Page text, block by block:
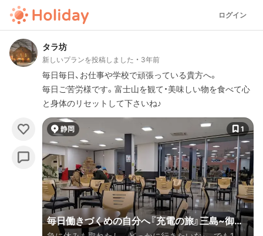
ログイン
タラ坊
新しいプランを投稿しました 3年前
毎日毎日、お仕事や学校で頑張っている貴方へ。
毎日ご苦労様です。富士山を観て・美味しい物を食べて心
と身体のリセットして下さいね♪
静岡 1
毎日働きづくめの自分へ『充電の旅』三島~御殿